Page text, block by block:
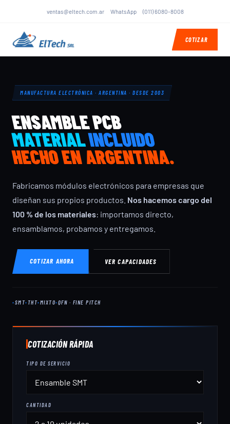
ventas@eltech.com.ar WhatsApp (011) 6080-8008
COTIZAR
MANUFACTURA ELECTRÓNICA · ARGENTINA · DESDE 2003
ENSAMBLE PCB
MATERIALINCLUIDO
HECHO EN ARGENTINA.
Fabricamos módulos electrónicos para empresas que
diseñan sus propios productos. Nos hacemos cargo del
100 % de los materiales: importamos directo,
ensamblamos, probamos y entregamos.
COTIZAR AHORA VER CAPACIDADES
SMT THT MIXTO QFN · FINE PITCH
COTIZACIÓN RÁPIDA
TIPO DE SERVICIO
CANTIDAD